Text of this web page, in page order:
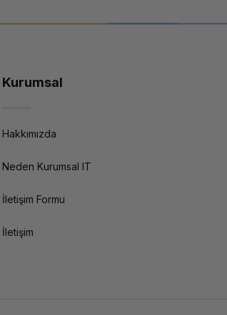
Kurumsal
Hakkımızda
Neden Kurumsal IT
İletişim Formu
İletişim